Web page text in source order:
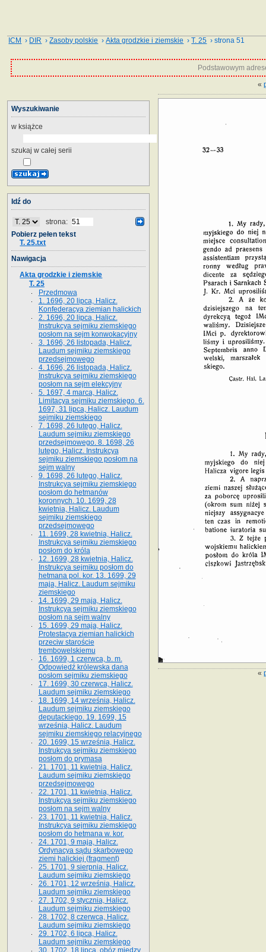
ICM › DIR ›Zasoby polskie ›Akta grodzkie i ziemskie ›T. 25 › strona 51
Podstawowym
«
«
Wyszukiwanie
w książce
szukaj w całej serii
Idź do
strona:
Pobierz pełen tekst
T. 25.txt
Nawigacja
Akta grodzkie i ziemskie
T. 25
Przedmowa
1. 1696, 20 lipca, Halicz.
Konfederacya ziemian halickich
2. 1696, 20 lipca, Halicz.
Instrukcya sejmiku ziemskiego
posłom na sejm konwokacyjny
3. 1696, 26 listopada, Halicz.
Laudum sejmiku ziemskiego
przedsejmowego
4. 1696, 26 listopada, Halicz.
Instrukcya sejmiku ziemskiego
posłom na sejm elekcyjny
5. 1697, 4 marca, Halicz.
Limitacya sejmiku ziemskiego. 6.
1697, 31 lipca, Halicz. Laudum
sejmiku ziemskiego
7. 1698, 26 lutego, Halicz.
Laudum sejmiku ziemskiego
przedsejmowego. 8. 1698, 26
lutego, Halicz. Instrukcya
sejmiku ziemskiego posłom na
sejm walny
9. 1698, 26 lutego, Halicz.
Instrukcya sejmiku ziemskiego
posłom do hetmanów
koronnych. 10. 1699, 28
kwietnia, Halicz. Laudum
sejmiku ziemskiego
przedsejmowego
11. 1699, 28 kwietnia, Halicz.
Instrukcya sejmiku ziemskiego
posłom do króla
12. 1699, 28 kwietnia, Halicz.
Instrukcya sejmiku posłom do
hetmana pol. kor. 13. 1699, 29
maja, Halicz. Laudum sejmiku
ziemskiego
14. 1699, 29 maja, Halicz.
Instrukcya sejmiku ziemskiego
posłom na sejm walny
15. 1699, 29 maja, Halicz.
Protestacya ziemian halickich
przeciw staroście
trembowelskiemu
16. 1699, 1 czerwca, b. m.
Odpowiedź królewska dana
posłom sejmiku ziemskiego
17. 1699, 30 czerwca, Halicz.
Laudum sejmiku ziemskiego
18. 1699, 14 września, Halicz.
Laudum sejmiku ziemskiego
deputackiego. 19. 1699, 15
września, Halicz. Laudum
sejmiku ziemskiego relacyjnego
20. 1699, 15 września, Halicz.
Instrukcya sejmiku ziemskiego
posłom do prymasa
21. 1701, 11 kwietnia, Halicz.
Laudum sejmiku ziemskiego
przedsejmowego
22. 1701, 11 kwietnia, Halicz.
Instrukcya sejmiku ziemskiego
posłom na sejm walny
23. 1701, 11 kwietnia, Halicz.
Instrukcya sejmiku ziemskiego
posłom do hetmana w. kor.
24. 1701, 9 maja, Halicz.
Ordynacya sądu skarbowego
ziemi halickiej (fragment)
25. 1701, 9 sierpnia, Halicz.
Laudum sejmiku ziemskiego
26. 1701, 12 września, Halicz.
Laudum sejmiku ziemskiego
27. 1702, 9 stycznia, Halicz.
Laudum sejmiku ziemskiego
28. 1702, 8 czerwca, Halicz.
Laudum sejmiku ziemskiego
29. 1702, 6 lipca, Halicz.
Laudum sejmiku ziemskiego
30. 1702, 18 lipca, obóz między